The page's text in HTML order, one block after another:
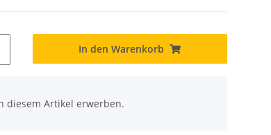
In den Warenkorb
diesem Artikel erwerben.